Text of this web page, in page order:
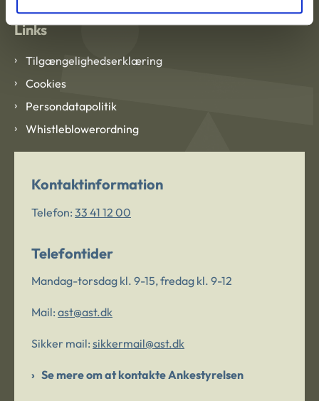
Links
Tilgængelighedserklæring
Cookies
Persondatapolitik
Whistleblowerordning
Kontaktinformation
Telefon: 33 41 12 00
Telefontider
Mandag-torsdag kl. 9-15, fredag kl. 9-12
Mail: ast@ast.dk
Sikker mail: sikkermail@ast.dk
Se mere om at kontakte Ankestyrelsen